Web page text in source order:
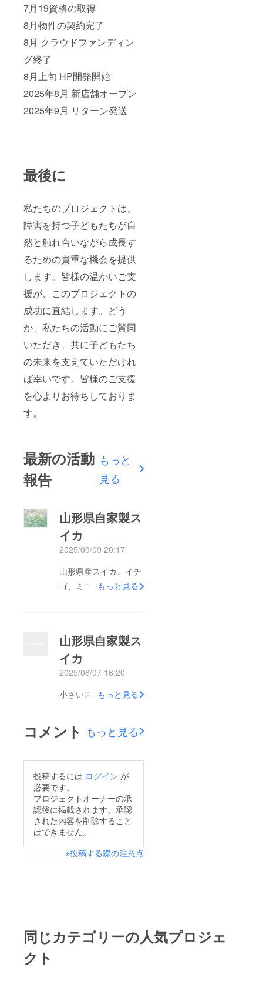
7月19資格の取得
8月物件の契約完了
8月 クラウドファンディン
グ終了
8月上旬 HP開発開始
2025年8月 新店舗オープン
2025年9月 リターン発送
最後に
私たちのプロジェクトは、
障害を持つ子どもたちが自
然と触れ合いながら成長す
るための貴重な機会を提供
します。皆様の温かいご支
援が、このプロジェクトの
成功に直結します。どう
か、私たちの活動にご賛同
いただき、共に子どもたち
の未来を支えていただけれ
ば幸いです。皆様のご支援
を心よりお待ちしておりま
す。
最新の活動
報告
もっと
見る
山形県自家製ス
イカ
2025/09/09 20:17
山形県産スイカ、イチ
ゴ、ミニトマトもっと見る
山形県自家製ス
イカ
2025/08/07 16:20
小さいスイカもっと見る
コメント もっと見る
投稿するには ログイン が
必要です。
プロジェクトオーナーの承
認後に掲載されます。承認
された内容を削除すること
はできません。
※投稿する際の注意点
同じカテゴリーの人気プロジェ
クト